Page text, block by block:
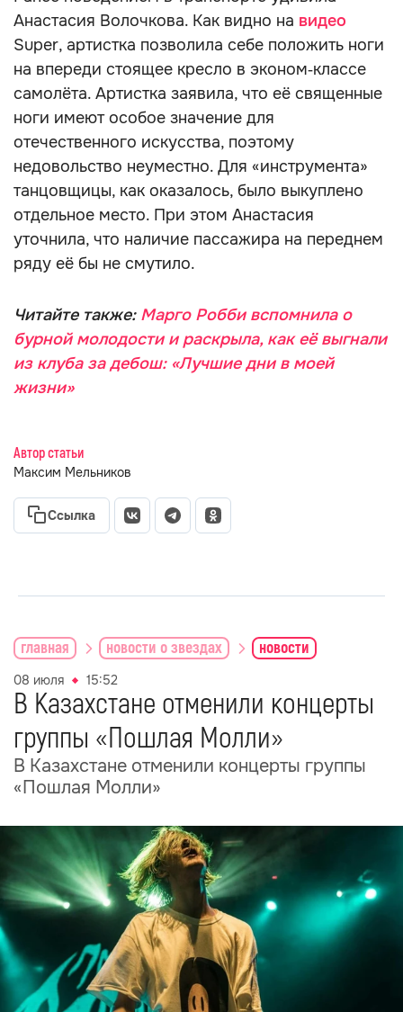
Анастасия Волочкова. Как видно на видео
Super, артистка позволила себе положить ноги
на впереди стоящее кресло в эконом‑классе
самолёта. Артистка заявила, что её священные
ноги имеют особое значение для
отечественного искусства, поэтому
недовольство неуместно. Для «инструмента»
танцовщицы, как оказалось, было выкуплено
отдельное место. При этом Анастасия
уточнила, что наличие пассажира на переднем
ряду её бы не смутило.
Читайте также: Марго Робби вспомнила о
бурной молодости и раскрыла, как её выгнали
из клуба за дебош: «Лучшие дни в моей
жизни»
Автор статьи
Максим Мельников
Ссылка
главная новости о звездах новости
08 июля 15:52
В Казахстане отменили концерты
группы «Пошлая Молли»
В Казахстане отменили концерты группы
«Пошлая Молли»